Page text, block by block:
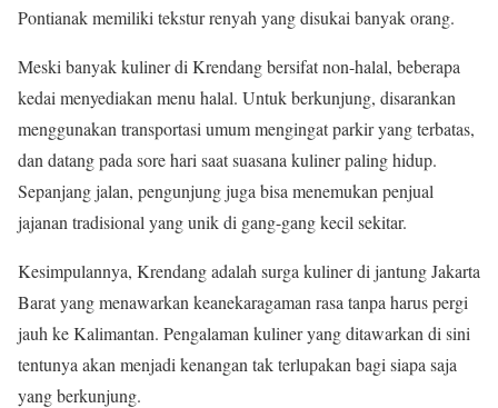
Pontianak memiliki tekstur renyah yang disukai banyak orang.
Meski banyak kuliner di Krendang bersifat non-halal, beberapa
kedai menyediakan menu halal. Untuk berkunjung, disarankan
menggunakan transportasi umum mengingat parkir yang terbatas,
dan datang pada sore hari saat suasana kuliner paling hidup.
Sepanjang jalan, pengunjung juga bisa menemukan penjual
jajanan tradisional yang unik di gang-gang kecil sekitar.
Kesimpulannya, Krendang adalah surga kuliner di jantung Jakarta
Barat yang menawarkan keanekaragaman rasa tanpa harus pergi
jauh ke Kalimantan. Pengalaman kuliner yang ditawarkan di sini
tentunya akan menjadi kenangan tak terlupakan bagi siapa saja
yang berkunjung.